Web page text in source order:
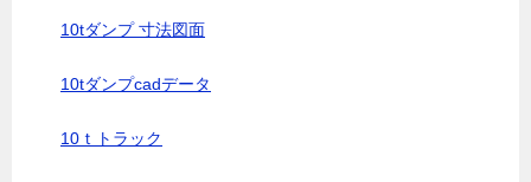
10tダンプ 寸法図面
10tダンプcadデータ
10ｔトラック